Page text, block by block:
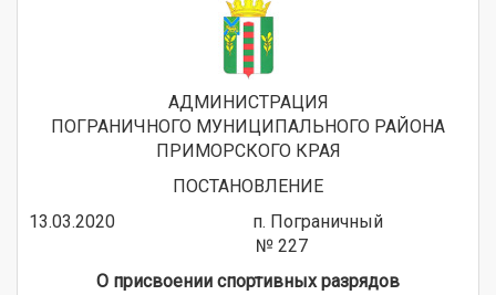
АДМИНИСТРАЦИЯ
ПОГРАНИЧНОГО МУНИЦИПАЛЬНОГО РАЙОНА
ПРИМОРСКОГО КРАЯ
ПОСТАНОВЛЕНИЕ
13.03.2020 п. Пограничный
№ 227
О присвоении спортивных разрядов